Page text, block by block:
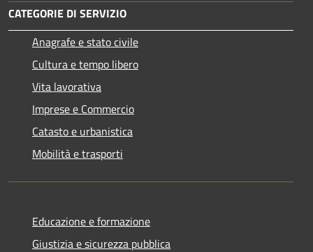
CATEGORIE DI SERVIZIO
Anagrafe e stato civile
Cultura e tempo libero
Vita lavorativa
Imprese e Commercio
Catasto e urbanistica
Mobilità e trasporti
Educazione e formazione
Giustizia e sicurezza pubblica